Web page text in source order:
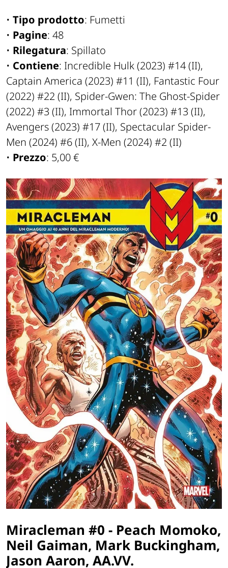
• Tipo prodotto: Fumetti
• Pagine: 48
• Rilegatura: Spillato
• Contiene: Incredible Hulk (2023) #14 (II),
Captain America (2023) #11 (II), Fantastic Four
(2022) #22 (II), Spider-Gwen: The Ghost-Spider
(2022) #3 (II), Immortal Thor (2023) #13 (II),
Avengers (2023) #17 (II), Spectacular Spider-
Men (2024) #6 (II), X-Men (2024) #2 (II)
• Prezzo: 5,00 €
Miracleman #0 - Peach Momoko,
Neil Gaiman, Mark Buckingham,
Jason Aaron, AA.VV.